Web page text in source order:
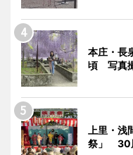
本庄・長
頃 写真
上里・
祭」 30